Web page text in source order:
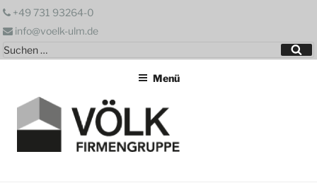
Zum
springen
+49 731 93264-0
info@voelk-ulm.de
Suchen
nach:
Menü